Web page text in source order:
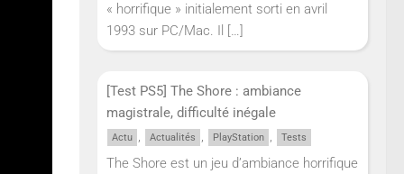
« horrifique » initialement sorti en avril
1993 sur PC/Mac. Il
[…]
[Test PS5] The Shore : ambiance
magistrale, difficulté inégale
Actu , Actualités , PlayStation , Tests
The Shore est un jeu d’ambiance horrifique